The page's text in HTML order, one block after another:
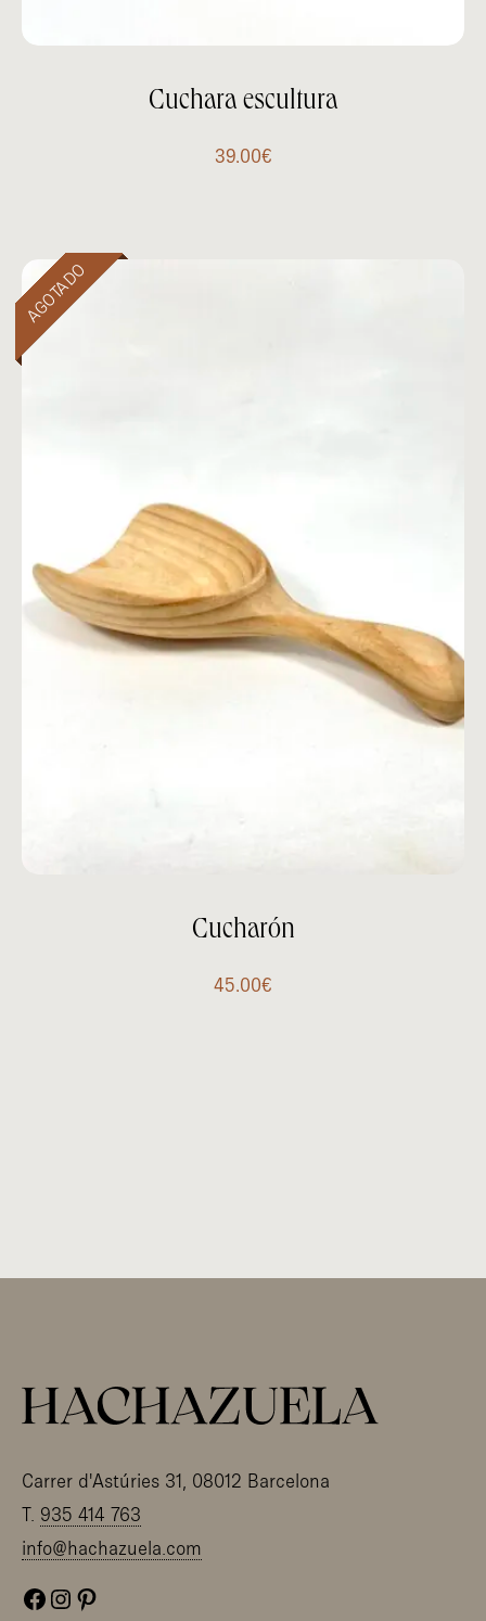
Cuchara escultura
39.00€
Cucharón
45.00€
Carrer d'Astúries 31, 08012 Barcelona
T. 935 414 763
info@hachazuela.com
Facebook
Instagram
Pinterest